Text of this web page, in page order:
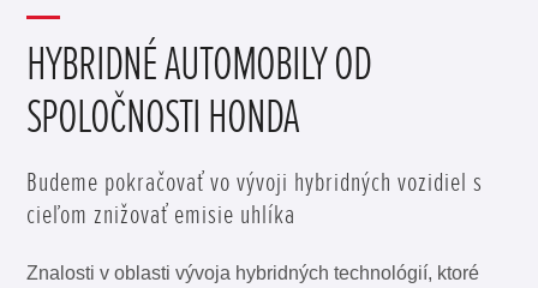
HYBRIDNÉ AUTOMOBILY OD
SPOLOČNOSTI HONDA
Budeme pokračovať vo vývoji hybridných vozidiel s
cieľom znižovať emisie uhlíka
Znalosti v oblasti vývoja hybridných technológií, ktoré